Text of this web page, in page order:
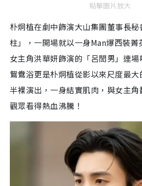
點擊圖片放大
朴炯植在劇中飾演大山集團董事長
柱」，一開場就以一身Man爆西裝
女主角洪華妍飾演的「呂誾男」連
鴛鴦浴更是朴炯植從影以來尺度最
半裸演出，一身結實肌肉，與女主
觀眾看得熱血沸騰！